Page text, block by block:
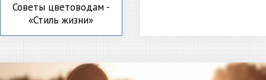
Советы цветоводам -
«Стиль жизни»